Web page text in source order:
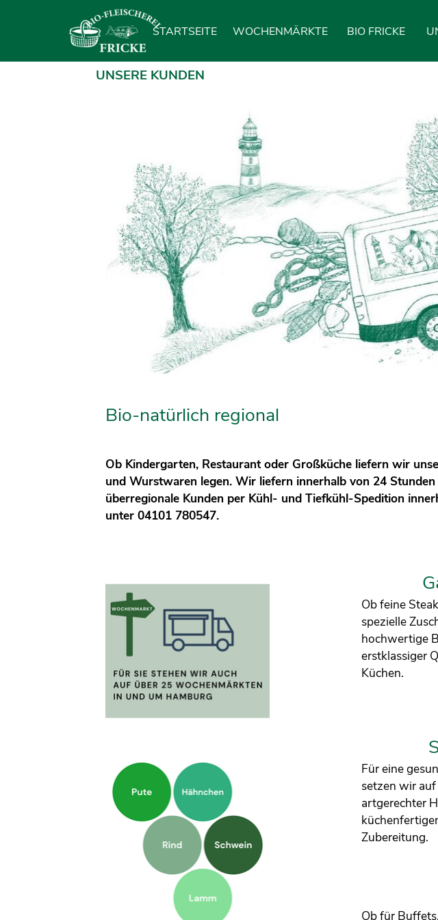
Menü
STARTSEITE WOCHENMÄRKTE BIO FRICKE
UNSERE KUNDEN
Bio-natürlich regional
Ob Kindergarten, Restaurant oder Großküche liefern wir
und Wurstwaren legen. Wir liefern innerhalb von 24
überregionale Kunden per Kühl- und Tiefkühl-Spedition
unter 04101 780547.
Ob feine
spezielle
hochwertige
erstklassiger
Küchen.
Für eine
setzen wir
artgerechter
Zubereitung.
Ob für